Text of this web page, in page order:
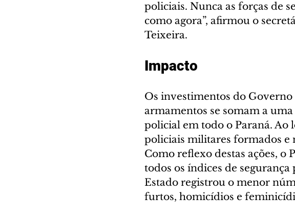
policiais. Nunca as forças de
como agora”, afirmou o
Teixeira.
Impacto
Os investimentos do
armamentos se somam a
policial em todo o Paraná. Ao
policiais militares formados e
Como reflexo destas ações, o
todos os índices de
Estado registrou o menor
furtos, homicídios e